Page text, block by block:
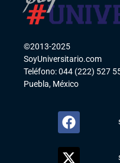
©2013-2025
SoyUniversitario.com
Teléfono: 044 (222) 527
Puebla, México